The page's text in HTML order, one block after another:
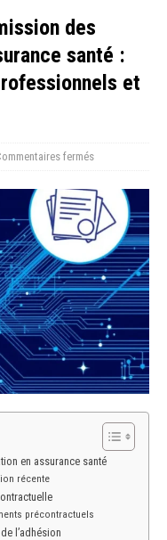
des
santé :
et
fermés
en assurance santé
récente
précontractuels
l’adhésion